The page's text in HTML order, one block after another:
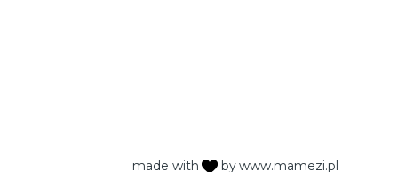
made with bywww.mamezi.pl